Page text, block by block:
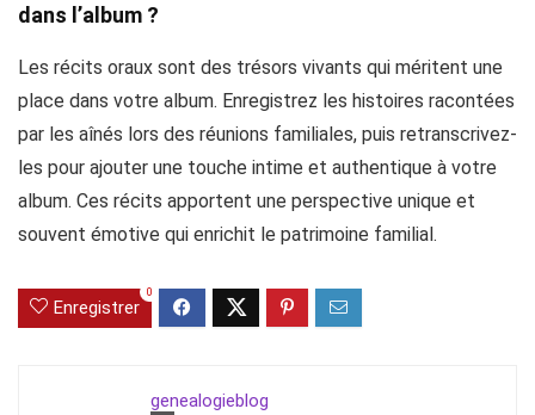
dans l’album ?
Les récits oraux sont des trésors vivants qui méritent une
place dans votre album. Enregistrez les histoires racontées
par les aînés lors des réunions familiales, puis retranscrivez-
les pour ajouter une touche intime et authentique à votre
album. Ces récits apportent une perspective unique et
souvent émotive qui enrichit le patrimoine familial.
Enregistrer
0
genealogieblog